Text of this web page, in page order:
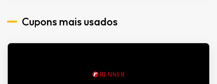
Cupons mais usados